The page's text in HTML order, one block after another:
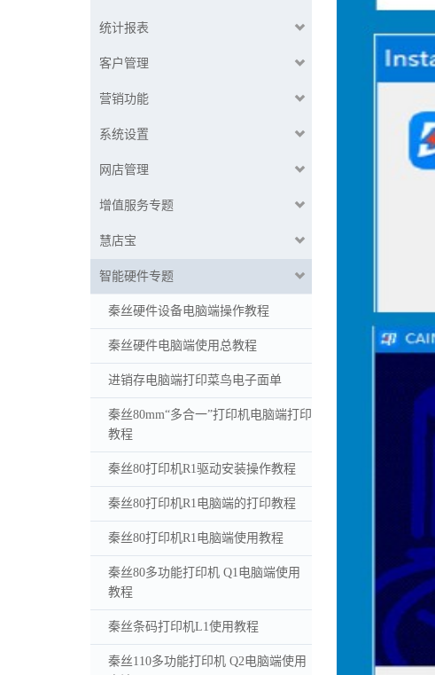
统计报表
客户管理
营销功能
系统设置
网店管理
增值服务专题
慧店宝
智能硬件专题
秦丝硬件设备电脑端操作教程
秦丝硬件电脑端使用总教程
进销存电脑端打印菜鸟电子面单
秦丝80mm“多合一”打印机电脑端打印
教程
秦丝80打印机R1驱动安装操作教程
秦丝80打印机R1电脑端的打印教程
秦丝80打印机R1电脑端使用教程
秦丝80多功能打印机 Q1电脑端使用
教程
秦丝条码打印机L1使用教程
秦丝110多功能打印机 Q2电脑端使用